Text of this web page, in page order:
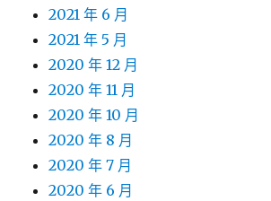
2021 年 6 月
2021 年 5 月
2020 年 12 月
2020 年 11 月
2020 年 10 月
2020 年 8 月
2020 年 7 月
2020 年 6 月